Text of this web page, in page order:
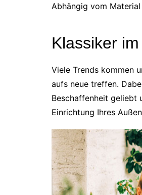
Abhängig vom
Klassiker
Viele Trends kommen
aufs neue treffen.
Beschaffenheit geliebt
Einrichtung Ihres